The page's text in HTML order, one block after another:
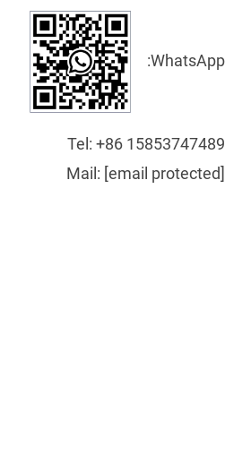
WhatsApp:
Tel:+86 15853747489
Mail: [email protected]